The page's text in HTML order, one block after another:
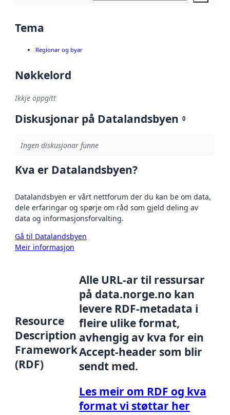
Tema
Regionar og byar
Nøkkelord
Ikkje oppgitt
Diskusjonar på Datalandsbyen 0
Ingen diskusjonar funne
Kva er Datalandsbyen?
Datalandsbyen er vårt nettforum der du kan be om data,
dele erfaringar og spørje om råd som gjeld deling av
data og informasjonsforvalting.
Gå til Datalandsbyen
Meir informasjon
Resource
Description
Framework
(RDF)
Alle URL-ar til ressursar
på data.norge.no kan
levere RDF-metadata i
fleire ulike format,
avhengig av kva for ein
Accept-header som blir
sendt med.
Les meir om RDF og kva
format vi støttar her